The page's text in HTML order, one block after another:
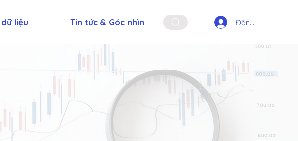
liệu Tin tức & Góc nhìn Đăng nhập